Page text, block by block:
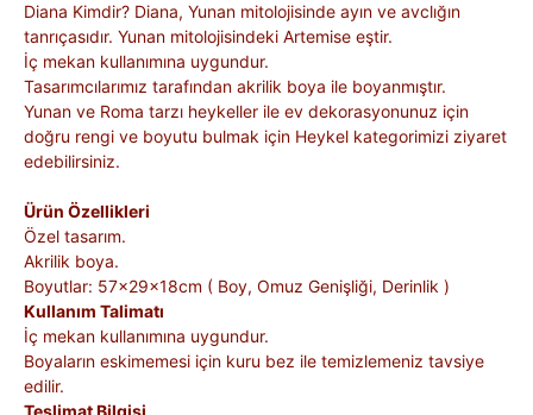
Diana Kimdir? Diana, Yunan mitolojisinde ayın ve avclığın
tanrıçasıdır. Yunan mitolojisindeki Artemise eştir.
İç mekan kullanımına uygundur.
Tasarımcılarımız tarafından akrilik boya ile boyanmıştır.
Yunan ve Roma tarzı heykeller ile ev dekorasyonunuz için
doğru rengi ve boyutu bulmak için Heykel kategorimizi ziyaret
edebilirsiniz.
Ürün Özellikleri
Özel tasarım.
Akrilik boya.
Boyutlar: 57x29x18cm ( Boy, Omuz Genişliği, Derinlik )
Kullanım Talimatı
İç mekan kullanımına uygundur.
Boyaların eskimemesi için kuru bez ile temizlemeniz tavsiye
edilir.
Teslimat Bilgisi